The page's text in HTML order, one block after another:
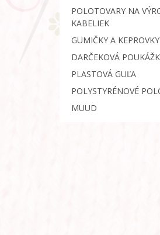
POLOTOVARY NA
KABELIEK
GUMIČKY A KEPROVKY
DARČEKOVÁ
PLASTOVÁ GUĽA
POLYSTYRÉNOVÉ
MUUD